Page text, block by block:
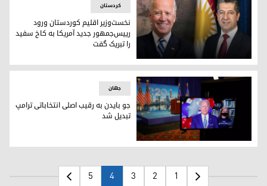
نخست‌وزیر اقلیم کوردستان ورود رییس‌جمهور جدید آمریکا بە
کردستان
نخست‌وزیر اقلیم کوردستان ورود
رییس‌جمهور جدید آمریکا بە کاخ سفید
را تبریک گفت
جو بایدن بە رقیب اصلی انتخاباتی ترامپ تبدیل شد
جھان
جو بایدن بە رقیب اصلی انتخاباتی ترامپ
تبدیل شد
1
2
3
4
5